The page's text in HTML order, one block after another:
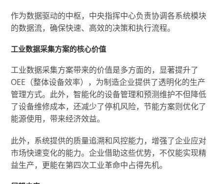
作为数据驱动的中枢，中央指挥中心负责协调各系统模块
的数据流，确保快速、高效的决策和执行流程。
工业数据采集方案的核心价值
工业数据采集方案带来的价值是多方面的，显著提升了
OEE（整体设备效率），为制造企业提供了透明化的生产
管理方式。此外，智能化的设备管理和预测维护不但降低
了设备维修成本，还减少了停机风险，节能方案则优化了
能源使用，带来经济效益。
此外，系统提供的质量追溯和风控能力，增强了企业应对
市场快速变化的能力。企业借助这些优势，不仅能实现精
益生产，更能在第四次工业革命中占得先机。